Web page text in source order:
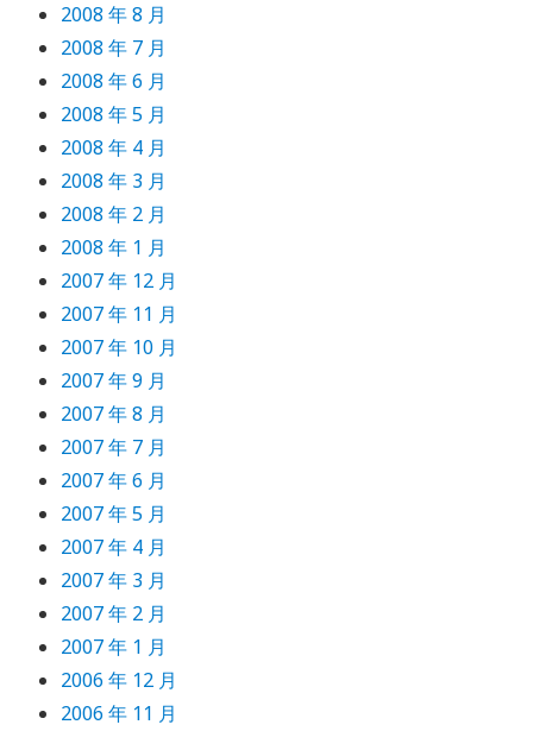
2008 年 8 月
2008 年 7 月
2008 年 6 月
2008 年 5 月
2008 年 4 月
2008 年 3 月
2008 年 2 月
2008 年 1 月
2007 年 12 月
2007 年 11 月
2007 年 10 月
2007 年 9 月
2007 年 8 月
2007 年 7 月
2007 年 6 月
2007 年 5 月
2007 年 4 月
2007 年 3 月
2007 年 2 月
2007 年 1 月
2006 年 12 月
2006 年 11 月